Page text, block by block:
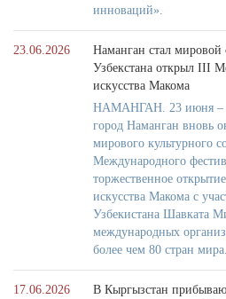
инноваций».
23.06.2026
Наманган стал
Узбекстана открыл III
искусства Макома
НАМАНГАН. 23 июня –
город Наманган вновь
мирового культурного
Международного
торжественное
искусства Макома с
Узбекистана Шавката
международных
более чем 80 стран мира.
17.06.2026
В Кыргызстан